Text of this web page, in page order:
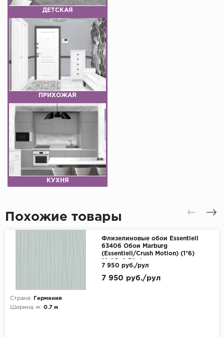
ДЕТСКАЯ
ПРИХОЖАЯ
КУХНЯ
Похожие товары
Флизелиновые обои Essentiell
63406 Обои Marburg
(Essentiell/Crush Motion) (1*6)
Страна:
Германия
Ширина, м: 0.7 м
7 950 руб./рул
7 950 руб./рул